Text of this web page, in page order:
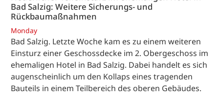
Bad Salzig: Weitere Sicherungs- und
Rückbaumaßnahmen
Monday
Bad Salzig. Letzte Woche kam es zu einem weiteren
Einsturz einer Geschossdecke im 2. Obergeschoss im
ehemaligen Hotel in Bad Salzig. Dabei handelt es sich
augenscheinlich um den Kollaps eines tragenden
Bauteils in einem Teilbereich des oberen Gebäudes.